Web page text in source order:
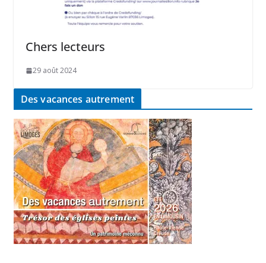
Chers lecteurs
29 août 2024
Des vacances autrement